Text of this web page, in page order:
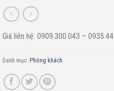
Giá liên hệ: 0909.300.043 –
Danh mục: Phòng khách